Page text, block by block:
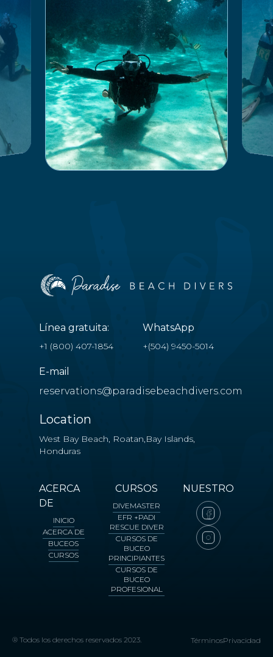
Línea gratuita:
+1 (800) 407-1854
WhatsApp
+(504) 9450-5014
E-mail
reservations@paradisebeachdivers.com
Location
West Bay Beach, Roatan,Bay Islands,
Honduras
ACERCA
DE
INICIO
ACERCA DE
BUCEOS
CURSOS
CURSOS
DIVEMASTER
EFR +PADI
RESCUE DIVER
CURSOS DE
BUCEO
PRINCIPIANTES
CURSOS DE
BUCEO
PROFESIONAL
NUESTRO
® Todos los derechos reservados 2023. TérminosPrivacidad